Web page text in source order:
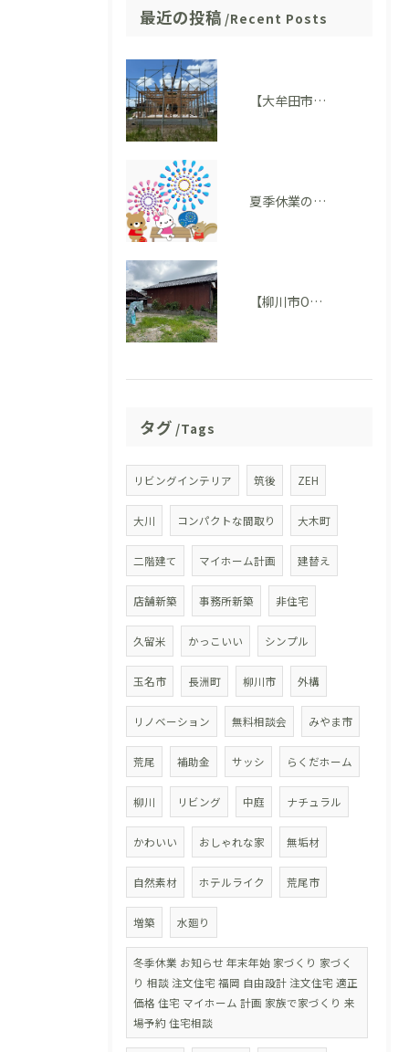
最近の投稿 Recent Posts
【大牟田市 T様邸】上棟を迎えました！いよいよ住まいの形が見えてきました
夏季休業のお知らせ
【柳川市O様邸】地鎮祭を執り行いました。いよいよ家づくりがスタートします！
タグ Tags
リビングインテリア 筑後 ZEH
大川 コンパクトな間取り 大木町
二階建て マイホーム計画 建替え
店舗新築 事務所新築 非住宅
久留米 かっこいい シンプル
玉名市 長洲町 柳川市 外構
リノベーション 無料相談会 みやま市
荒尾 補助金 サッシ らくだホーム
柳川 リビング 中庭 ナチュラル
かわいい おしゃれな家 無垢材
自然素材 ホテルライク 荒尾市
増築 水廻り
冬季休業 お知らせ 年末年始 家づくり 家づく
り 相談 注文住宅 福岡 自由設計 注文住宅 適正
価格 住宅 マイホーム 計画 家族で家づくり 来
場予約 住宅相談